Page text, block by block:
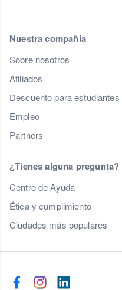
Nuestra compañía
Sobre nosotros
Afiliados
Descuento para estudiantes
Empleo
Partners
¿Tienes alguna pregunta?
Centro de Ayuda
Ética y cumplimiento
Ciudades más populares